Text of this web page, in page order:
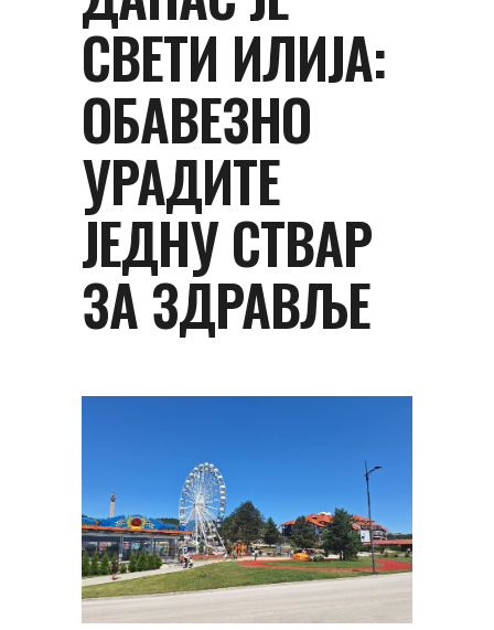
СВЕТИ ИЛИЈА:
ОБАВЕЗНО
УРАДИТЕ
ЈЕДНУ СТВАР
ЗА ЗДРАВЉЕ